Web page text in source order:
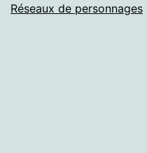
Réseaux de personnages